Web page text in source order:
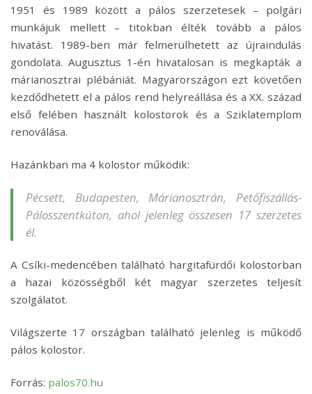
1951 és 1989 között a pálos szerzetesek – polgári
munkájuk mellett – titokban élték tovább a pálos
hivatást. 1989-ben már felmerülhetett az újraindulás
gondolata. Augusztus 1-én hivatalosan is megkapták a
márianosztrai plébániát. Magyarországon ezt követően
kezdődhetett el a pálos rend helyreállása és a XX. század
első felében használt kolostorok és a Sziklatemplom
renoválása.
Hazánkban ma 4 kolostor működik:
Pécsett, Budapesten, Márianosztrán, Petőfiszállás-
Pálosszentkúton, ahol jelenleg összesen 17 szerzetes
él.
A Csíki-medencében található hargitafürdői kolostorban
a hazai közösségből két magyar szerzetes teljesít
szolgálatot.
Világszerte 17 országban található jelenleg is működő
pálos kolostor.
Forrás: palos70.hu